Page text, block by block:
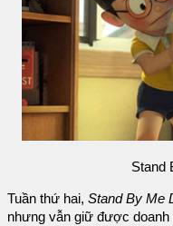
Stand
Tuần thứ hai, Stand By Me
nhưng vẫn giữ được doanh